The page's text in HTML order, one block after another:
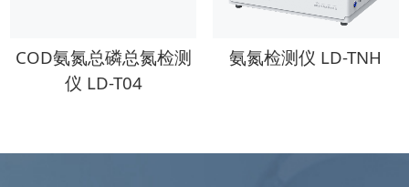
COD氨氮总磷总氮检测
仪 LD-T04
氨氮检测仪 LD-TNH